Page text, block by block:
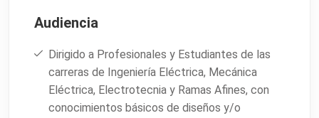
Audiencia
Dirigido a Profesionales y Estudiantes de las
carreras de Ingeniería Eléctrica, Mecánica
Eléctrica, Electrotecnia y Ramas Afines, con
conocimientos básicos de diseños y/o